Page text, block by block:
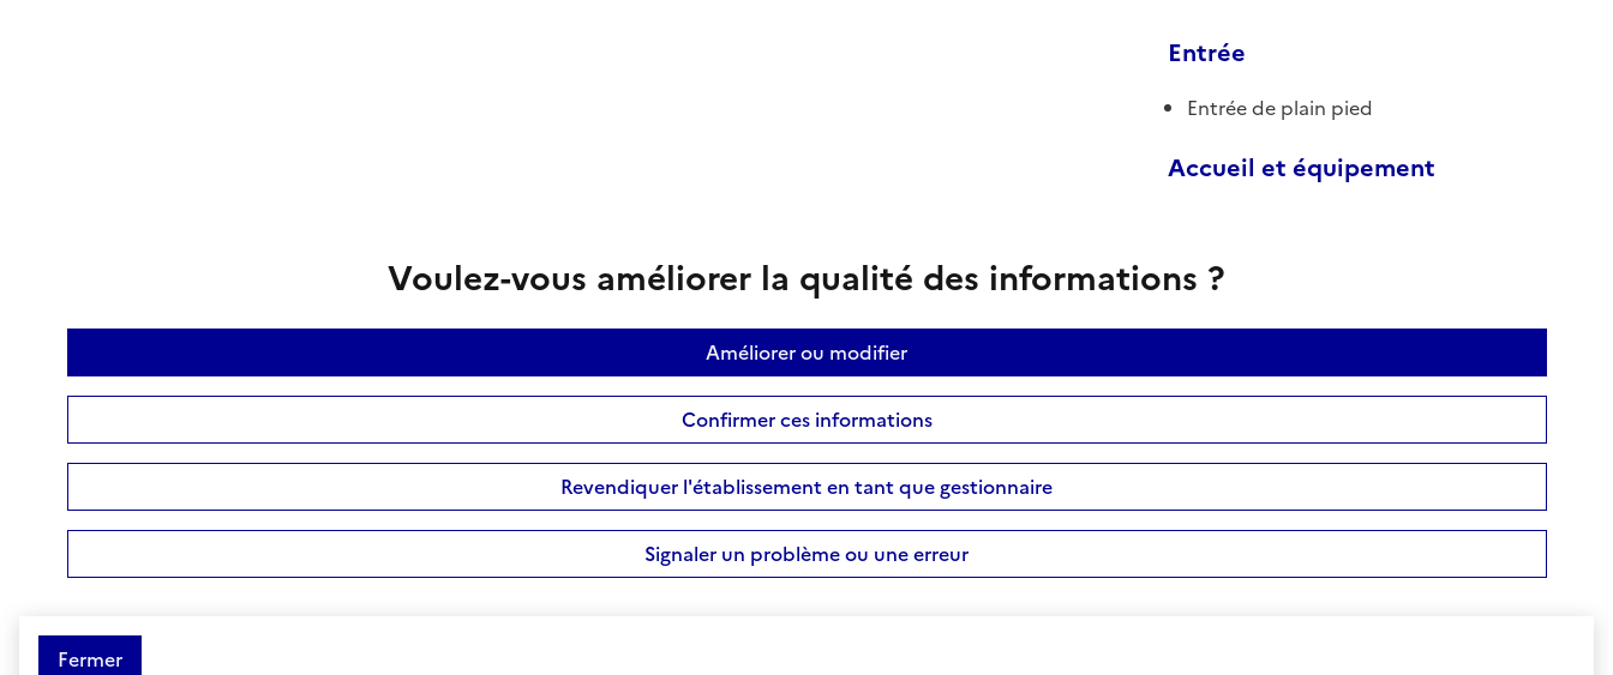
Entrée
Entrée de plain pied
Accueil et équipement
Voulez-vous améliorer la qualité des informations ?
Améliorer ou modifier
Confirmer ces informations
Revendiquer l'établissement en tant que gestionnaire
Signaler un problème ou une erreur
Fermer